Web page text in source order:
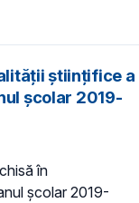
științifice a
școlar 2019-
în
școlar 2019-